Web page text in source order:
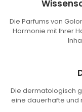
Die Parfums von
Harmonie mit Ihrer
Die dermatologisch
eine dauerhafte und